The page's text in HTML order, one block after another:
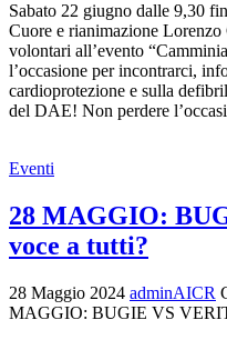
Sabato 22 giugno dalle 9,30
Cuore e rianimazione
volontari all’evento
l’occasione per incontrarci,
cardioprotezione e sulla
del DAE! Non perdere
Eventi
28 MAGGIO:
voce a tutti?
28 Maggio 2024 adminAICR
MAGGIO: BUGIE VS